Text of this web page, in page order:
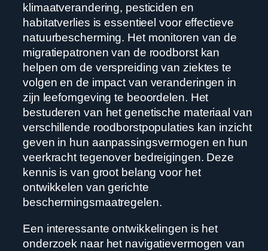
klimaatverandering, pesticiden en
habitatverlies is essentieel voor effectieve
natuurbescherming. Het monitoren van de
migratiepatronen van de roodborst kan
helpen om de verspreiding van ziektes te
volgen en de impact van veranderingen in
zijn leefomgeving te beoordelen. Het
bestuderen van het genetische materiaal van
verschillende roodborstpopulaties kan inzicht
geven in hun aanpassingsvermogen en hun
veerkracht tegenover bedreigingen. Deze
kennis is van groot belang voor het
ontwikkelen van gerichte
beschermingsmaatregelen.
Een interessante ontwikkelingen is het
onderzoek naar het navigatievermogen van